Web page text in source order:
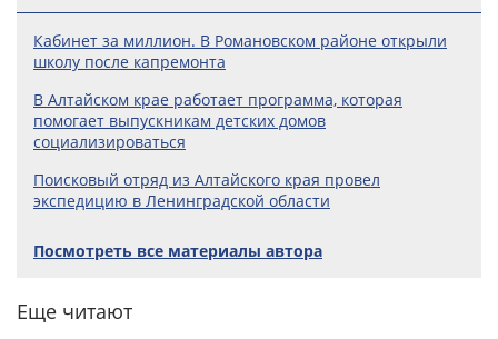
Кабинет за миллион. В Романовском районе открыли
школу после капремонта
В Алтайском крае работает программа, которая
помогает выпускникам детских домов
социализироваться
Поисковый отряд из Алтайского края провел
экспедицию в Ленинградской области
Посмотреть все материалы автора
Еще читают